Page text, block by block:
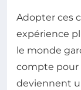
Adopter ces
expérience
le monde
compte pour
deviennent